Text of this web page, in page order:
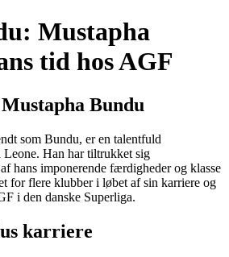
Mustapha
tid hos AGF
Bundu
som Bundu, er en talentfuld
Han har tiltrukket sig
hans imponerende færdigheder og klasse
for flere klubber i løbet af sin karriere og
i den danske Superliga.
karriere